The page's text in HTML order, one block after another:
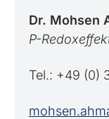
Dr. Mohsen
P-
Tel.: +49 (0)